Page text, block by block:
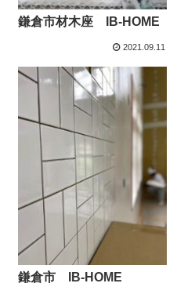
鎌倉市材木座 IB-HOME
2021.09.11
鎌倉市 IB-HOME